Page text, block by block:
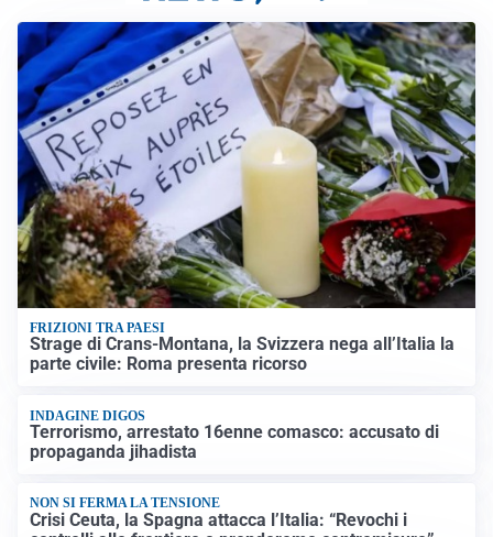
FRIZIONI TRA PAESI
Strage di Crans-Montana, la Svizzera nega all’Italia la
parte civile: Roma presenta ricorso
INDAGINE DIGOS
Terrorismo, arrestato 16enne comasco: accusato di
propaganda jihadista
NON SI FERMA LA TENSIONE
Crisi Ceuta, la Spagna attacca l’Italia: “Revochi i